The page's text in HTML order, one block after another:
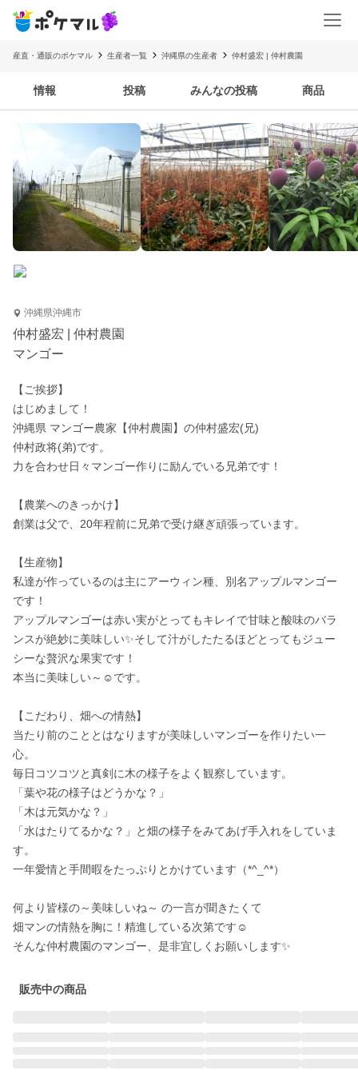
産直・通販のポケマル 生産者一覧 沖縄県の生産者 仲村盛宏 | 仲村農園
情報 投稿 みんなの投稿 商品
沖縄県沖縄市
仲村盛宏 | 仲村農園
マンゴー
【ご挨拶】
はじめまして！
沖縄県 マンゴー農家【仲村農園】の仲村盛宏(兄)
仲村政将(弟)です。
力を合わせ日々マンゴー作りに励んでいる兄弟です！
【農業へのきっかけ】
創業は父で、20年程前に兄弟で受け継ぎ頑張っています。
【生産物】
私達が作っているのは主にアーウィン種、別名アップルマンゴー
です！
アップルマンゴーは赤い実がとってもキレイで甘味と酸味のバラ
ンスが絶妙に美味しい✨そして汁がしたたるほどとってもジュー
シーな贅沢な果実です！
本当に美味しい～☺️です。
【こだわり、畑への情熱】
当たり前のこととはなりますが美味しいマンゴーを作りたい一
心。
毎日コツコツと真剣に木の様子をよく観察しています。
「葉や花の様子はどうかな？」
「木は元気かな？」
「水はたりてるかな？」と畑の様子をみてあげ手入れをしていま
す。
一年愛情と手間暇をたっぷりとかけています（*^_^*）
何より皆様の～美味しいね～ の一言が聞きたくて
畑マンの情熱を胸に！精進している次第です☺️
販売中の商品